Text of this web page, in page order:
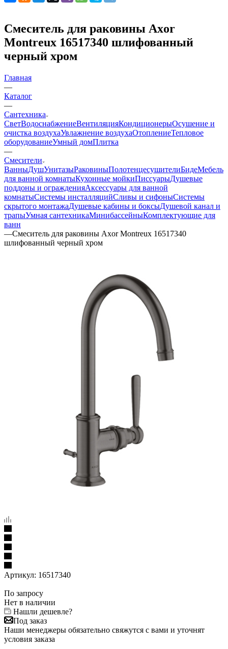
Смеситель для раковины Axor
Montreux 16517340 шлифованный
черный хром
Главная
—
Каталог
—
Сантехника
СветВодоснабжениеВентиляцияКондиционерыОсушение и
очистка воздухаУвлажнение воздухаОтоплениеТепловое
оборудованиеУмный домПлитка
—
Смесители
ВанныДушУнитазыРаковиныПолотенцесушителиБидеМебель
для ванной комнатыКухонные мойкиПиссуарыДушевые
поддоны и огражденияАксессуары для ванной
комнатыСистемы инсталляцийСливы и сифоныСистемы
скрытого монтажаДушевые кабины и боксыДушевой канал и
трапыУмная сантехникаМинибассейныКомплектующие для
ванн
—Смеситель для раковины Axor Montreux 16517340
шлифованный черный хром
Артикул: 16517340
По запросу
Нет в наличии
Нашли дешевле?
Под заказ
Наши менеджеры обязательно свяжутся с вами и уточнят
условия заказа